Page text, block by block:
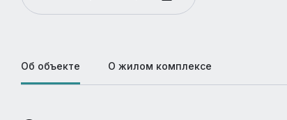
Об объекте О жилом комплексе